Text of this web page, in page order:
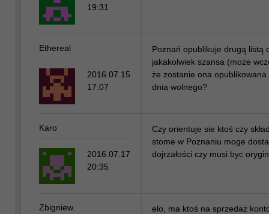
19:31
Poznań opublikuje drugą listą
jakakolwiek szansa (może
że zostanie ona
dnia wolnego?
Ethereal
2016.07.15
17:07
Czy orientuje sie ktoś czy
stome w Poznaniu moge
dojrzałości czy musi byc
Karo
2016.07.17
20:35
elo, ma ktoś na sprzedaż
Zbigniew.